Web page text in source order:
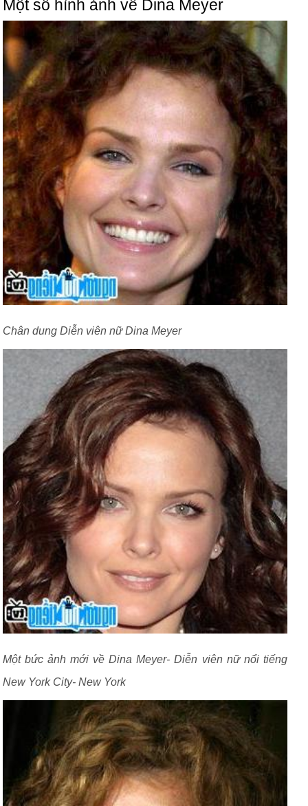
Một số hình ảnh về Dina Meyer
Chân dung Diễn viên nữ Dina Meyer
Một bức ảnh mới về Dina Meyer- Diễn viên nữ nổi tiếng
New York City- New York